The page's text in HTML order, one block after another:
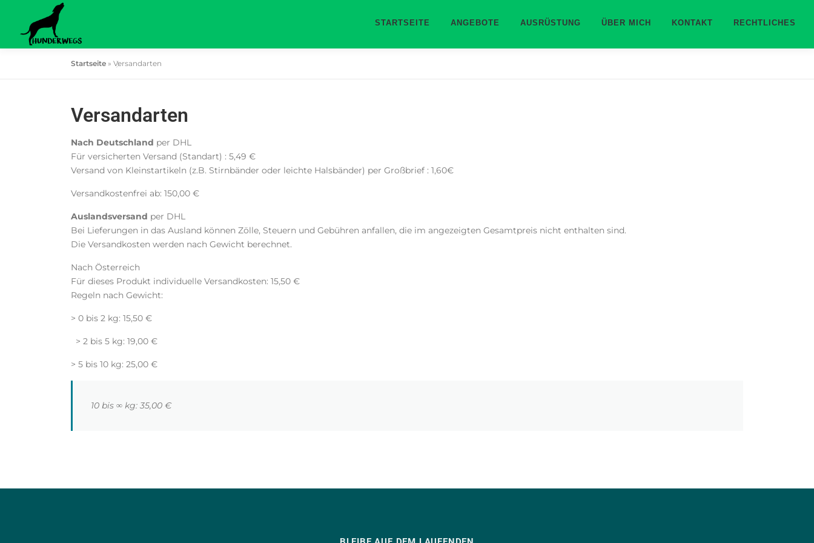
springen
STARTSEITE ANGEBOTE AUSRÜSTUNG ÜBER MICH KONTAKT RECHTLICHES
Startseite » Versandarten
Versandarten
Nach Deutschland per DHL
Für versicherten Versand (Standart) : 5,49 €
Versand von Kleinstartikeln (z.B. Stirnbänder oder leichte Halsbänder) per Großbrief : 1,60€
Versandkostenfrei ab: 150,00 €
Auslandsversand per DHL
Bei Lieferungen in das Ausland können Zölle, Steuern und Gebühren anfallen, die im angezeigten Gesamtpreis nicht enthalten sind.
Die Versandkosten werden nach Gewicht berechnet.
Nach Österreich
Für dieses Produkt individuelle Versandkosten: 15,50 €
Regeln nach Gewicht:
> 0 bis 2 kg: 15,50 €
> 2 bis 5 kg: 19,00 €
> 5 bis 10 kg: 25,00 €
10 bis ∞ kg: 35,00 €